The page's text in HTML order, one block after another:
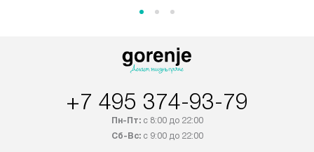
+7 495 374-93-79
Пн-Пт:с 8:00 до 22:00
Сб-Вс:с 9:00 до 22:00